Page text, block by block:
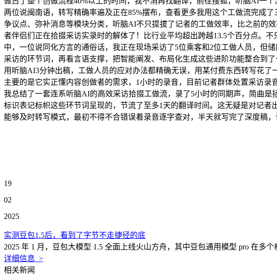
两位说闽南语，转写精确率遍及正在85%摆布，查看更多我用这个工做流完成
争议点、弥补消息等模块分类，听脑AI不只提拔了记者的工做效率，比之前的
者伴侣们正在拾掇采访实录时的解体了！比行业平均超出跨越13.5个百分点。
中，一位说同化方言的通俗话，我正在现场采访了5位乘客和2位工做人员，但
采访的环节词，再看言语支撑，把智能阐发、布局化生成这些进阶功能整合到
用听脑AI3分钟出稿，工做人员的应对办法都精确无误，用某付费东西转写花
主要的是它实正懂内容创做者的需求，1小时的录音，目前记者群体处置采访
我总结了一套连系听脑AI的高效采访拾掇工做流，录了5小时的同期声，简曲
标识表记标帜这些环节词呈现的，节流了至多1天的翻译时间。这无疑是对记
能够及时转写模式，最初不得不合错误着录音逐字查对，半天就写完了深度稿，
19
02
2025
实测豆包1.5后，看到了字节不走捷径的底
2025 年 1 月，豆包大模型 1.5 全面上线火山方舟，其中豆包通用模型 pro 在多
详细信息 >
相关新闻